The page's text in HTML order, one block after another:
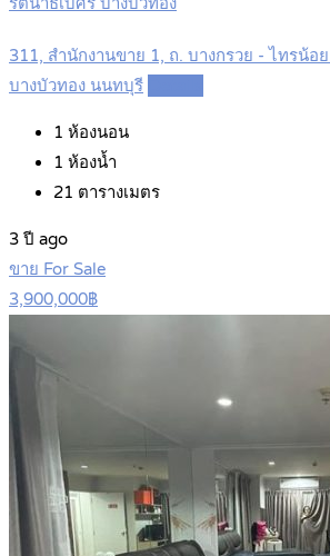
311, สำนักงานขาย 1, ถ. บางกรวย - ไทรน้อ
บางบัวทอง นนทบุรี
1 ห้องนอน
1 ห้องน้ำ
21 ตารางเมตร
3 ปี ago
ขาย For Sale
3,900,000฿